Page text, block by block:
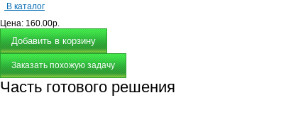
В каталог
Цена: 160.00р.
Заказать похожую задачу
Часть готового решения